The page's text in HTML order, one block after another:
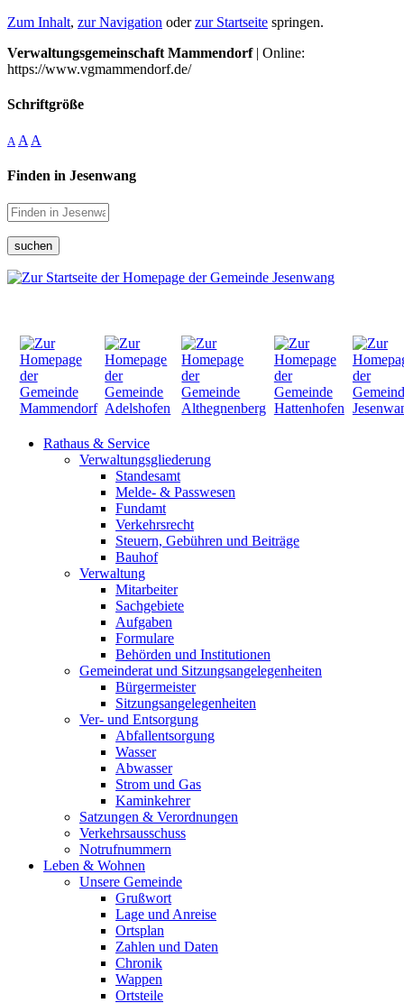
Zum Inhalt, zur Navigation oderzur Startseite springen.
Verwaltungsgemeinschaft Mammendorf| Online:
https://www.vgmammendorf.de/
Schriftgröße
A A A
Finden in Jesenwang
suchen
Rathaus & Service
Verwaltungsgliederung
Standesamt
Melde- & Passwesen
Fundamt
Verkehrsrecht
Steuern, Gebühren und Beiträge
Bauhof
Verwaltung
Mitarbeiter
Sachgebiete
Aufgaben
Formulare
Behörden und Institutionen
Gemeinderat und Sitzungsangelegenheiten
Bürgermeister
Sitzungsangelegenheiten
Ver- und Entsorgung
Abfallentsorgung
Wasser
Abwasser
Strom und Gas
Kaminkehrer
Satzungen & Verordnungen
Verkehrsausschuss
Notrufnummern
Leben & Wohnen
Unsere Gemeinde
Grußwort
Lage und Anreise
Ortsplan
Zahlen und Daten
Chronik
Wappen
Ortsteile